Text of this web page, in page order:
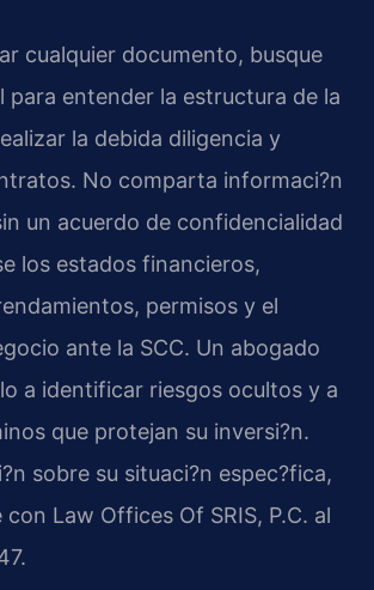
cualquier documento, busque
para entender la estructura de la
la debida diligencia y
No comparta informaci?n
un acuerdo de confidencialidad
los estados financieros,
permisos y el
ante la SCC. Un abogado
a identificar riesgos ocultos y a
que protejan su inversi?n.
sobre su situaci?n espec?fica,
con Law Offices Of SRIS, P.C. al